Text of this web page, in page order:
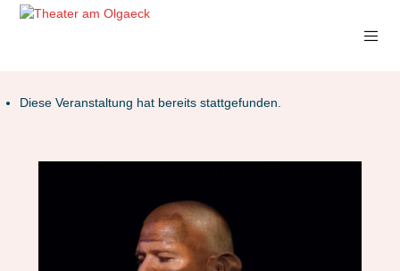
Diese Veranstaltung hat bereits stattgefunden.